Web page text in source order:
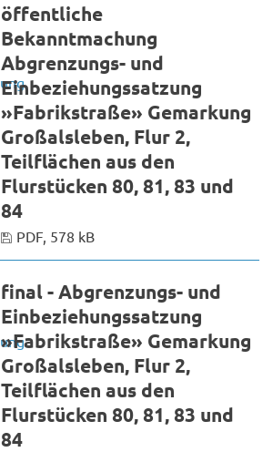
öffentliche
Bekanntmachung
Abgrenzungs- und
Einbeziehungssatzung
»Fabrikstraße» Gemarkung
Großalsleben, Flur 2,
Teilflächen aus den
Flurstücken 80, 81, 83 und
84
PDF, 578 kB
final - Abgrenzungs- und
Einbeziehungssatzung
»Fabrikstraße» Gemarkung
Großalsleben, Flur 2,
Teilflächen aus den
Flurstücken 80, 81, 83 und
84